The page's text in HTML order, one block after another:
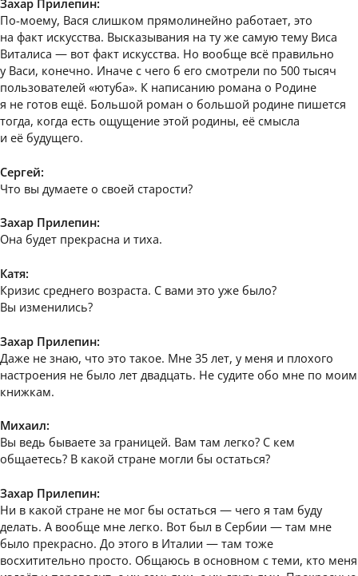
Захар Прилепин:
По-моему, Вася слишком прямолинейно работает, это
на факт искусства. Высказывания на ту же самую тему Виса
Виталиса — вот факт искусства. Но вообще всё правильно
у Васи, конечно. Иначе с чего б его смотрели по 500 тысяч
пользователей «ютуба». К написанию романа о Родине
я не готов ещё. Большой роман о большой родине пишется
тогда, когда есть ощущение этой родины, её смысла
и её будущего.
Сергей:
Что вы думаете о своей старости?
Захар Прилепин:
Она будет прекрасна и тиха.
Катя:
Кризис среднего возраста. С вами это уже было?
Вы изменились?
Захар Прилепин:
Даже не знаю, что это такое. Мне 35 лет, у меня и плохого
настроения не было лет двадцать. Не судите обо мне по моим
книжкам.
Михаил:
Вы ведь бываете за границей. Вам там легко? С кем
общаетесь? В какой стране могли бы остаться?
Захар Прилепин:
Ни в какой стране не мог бы остаться — чего я там буду
делать. А вообще мне легко. Вот был в Сербии — там мне
было прекрасно. До этого в Италии — там тоже
восхитительно просто. Общаюсь в основном с теми, кто меня